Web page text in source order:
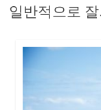
일반적으로